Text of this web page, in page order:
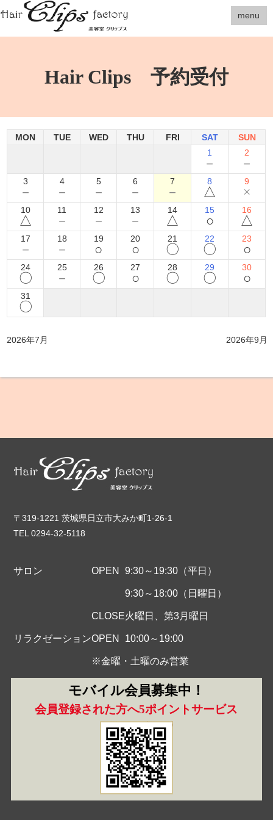
menu
Hair Clips 予約受付
MON TUE WED THU FRI SAT
SUN
1
－
2
－
3
－
4
－
5
－
6
－
7
－
8
△
9
×
10
△
11
－
12
－
13
－
14
△
15
○
16
△
17
－
18
－
19
○
20
○
21
〇
22
〇
23
○
24
〇
25
－
26
〇
27
○
28
〇
29
〇
30
○
31
〇
2026年7月 2026年9月
〒319-1221 茨城県日立市大みか町1-26-1
TEL 0294-32-5118
サロン OPEN 9:30～19:30（平日）
9:30～18:00（日曜日）
CLOSE火曜日、第3月曜日
リラクゼーションOPEN 10:00～19:00
※金曜・土曜のみ営業
モバイル会員募集中！
会員登録された方へ5ポイントサービス